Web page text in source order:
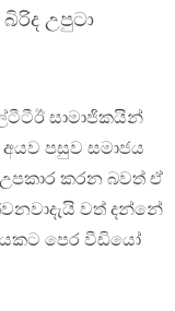
උපුටා
සාමාජිකයින්
පසුව සමාජය
කරන බවත් ඒ
වත් දන්නේ
පෙර වීඩියෝ